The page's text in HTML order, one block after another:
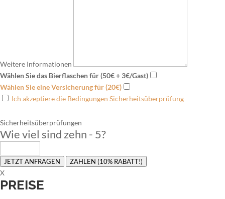
Weitere Informationen
Wählen Sie das Bierflaschen für (50€ + 3€/Gast)
Wählen Sie eine Versicherung für (20€)
Ich akzeptiere die Bedingungen Sicherheitsüberprüfung
Sicherheitsüberprüfungen
Wie viel sind zehn - 5?
JETZT ANFRAGEN ZAHLEN (10% RABATT!)
X
PREISE